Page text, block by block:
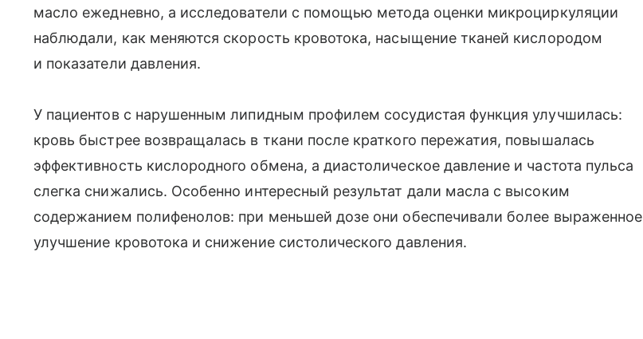
масло ежедневно, а исследователи с помощью метода оценки микроциркуляции
наблюдали, как меняются скорость кровотока, насыщение тканей кислородом
и показатели давления.
У пациентов с нарушенным липидным профилем сосудистая функция улучшилась:
кровь быстрее возвращалась в ткани после краткого пережатия, повышалась
эффективность кислородного обмена, а диастолическое давление и частота пульса
слегка снижались. Особенно интересный результат дали масла с высоким
содержанием полифенолов: при меньшей дозе они обеспечивали более выраженное
улучшение кровотока и снижение систолического давления.